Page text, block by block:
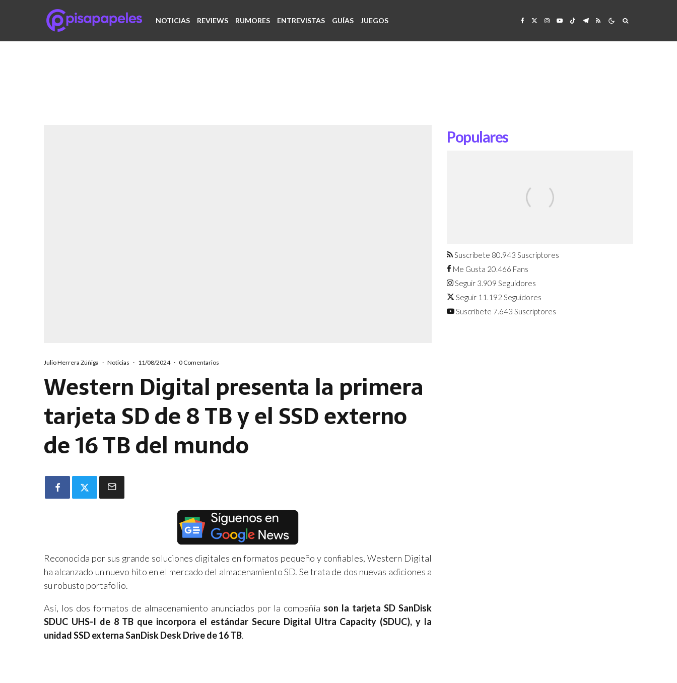
NOTICIAS REVIEWS RUMORES ENTREVISTAS GUÍAS JUEGOS
Julio Herrera Zúñiga · Noticias · 11/08/2024 · 0 Comentarios
Western Digital presenta la primera
tarjeta SD de 8 TB y el SSD externo
de 16 TB del mundo
Reconocida por sus grande soluciones digitales en formatos pequeño y confiables, Western Digital
ha alcanzado un nuevo hito en el mercado del almacenamiento SD. Se trata de dos nuevas adiciones a
su robusto portafolio.
Así, los dos formatos de almacenamiento anunciados por la compañía son la tarjeta SD SanDisk
SDUC UHS-I de 8 TB que incorpora el estándar Secure Digital Ultra Capacity (SDUC), y la
unidad SSD externa SanDisk Desk Drive de 16 TB.
Populares
agosto
Suscríbete 80.943 Suscriptores
Me Gusta 20.466 Fans
Seguir 3.909 Seguidores
Seguir 11.192 Seguidores
Suscríbete 7.643 Suscriptores